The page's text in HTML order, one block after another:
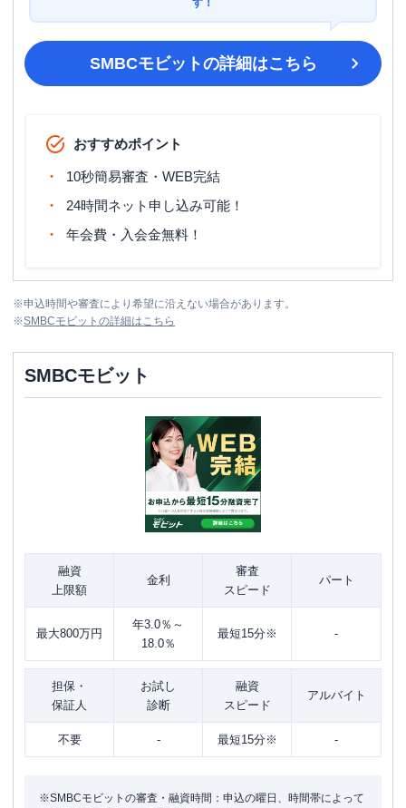
す！
SMBCモビットの詳細はこちら
おすすめポイント
10秒簡易審査・WEB完結
24時間ネット申し込み可能！
年会費・入会金無料！
※申込時間や審査により希望に沿えない場合があります。
※SMBCモビット の詳細はこちら
SMBCモビット
融資
上限額
金利
審査
スピード
パート
最大800万円
年3.0％～
18.0％
最短15分※ -
担保・
保証人
お試し
診断
融資
スピード
アルバイト
不要 - 最短15分※ -
※SMBCモビットの審査・融資時間：申込の曜日、時間帯によって